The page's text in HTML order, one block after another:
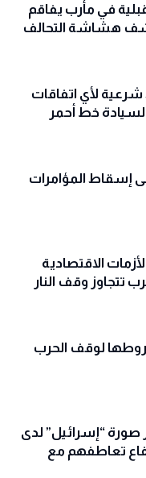
في مأرب يفاقم
هشاشة التحالف
شرعية لأي اتفاقات
خط أحمر
إسقاط المؤامرات
الاقتصادية
تتجاوز وقف النار
لوقف الحرب
صورة “إسرائيل” لدى
تعاطفهم مع